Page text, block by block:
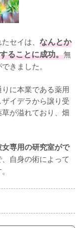
セイは、 なんとか
ることに成功。無
きました。
に本業である薬用
イデラから譲り受
が溢れており、畑
専用の研究室がで
自身の術によって